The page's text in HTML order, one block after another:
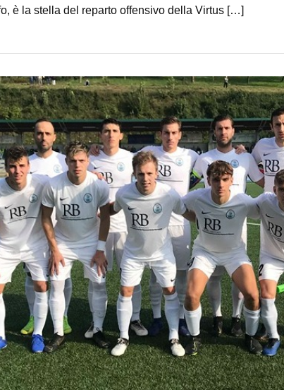
è la stella del reparto offensivo della Virtus […]